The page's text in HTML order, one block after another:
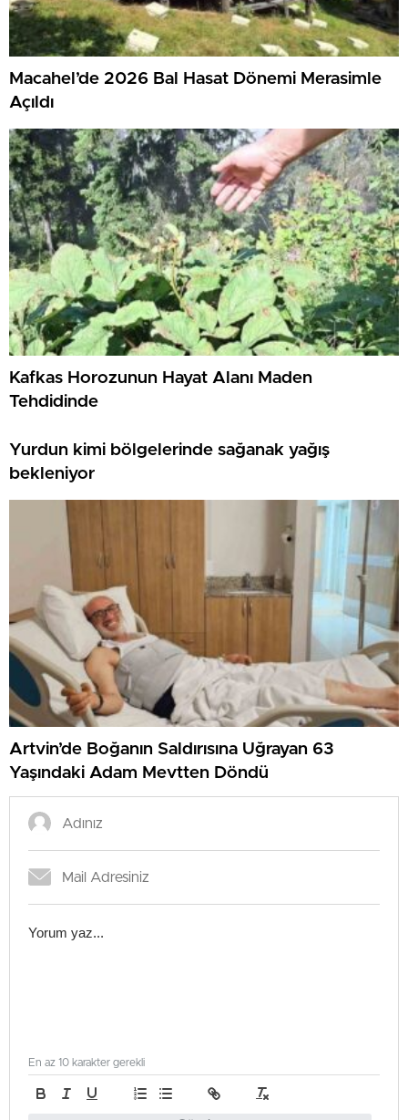
Macahel’de 2026 Bal Hasat Dönemi Merasimle
Açıldı
Kafkas Horozunun Hayat Alanı Maden
Tehdidinde
Yurdun kimi bölgelerinde sağanak yağış
bekleniyor
Artvin’de Boğanın Saldırısına Uğrayan 63
Yaşındaki Adam Mevtten Döndü
En az 10 karakter gerekli